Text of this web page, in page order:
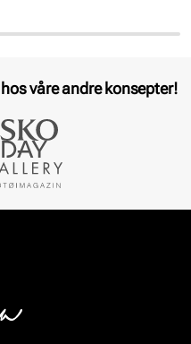
våre andre konsepter!